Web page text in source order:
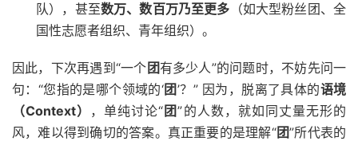
队），甚至数万、数百万乃至更多 （如大型粉丝团、全
国性志愿者组织、青年组织）。
因此，下次再遇到“一个 团有多少人”的问题时，不妨先问一
句：“您指的是哪个领域的‘团’？” 因为，脱离了具体的语境
（Context） ，单纯讨论“ 团”的人数，就如同丈量无形的
风，难以得到确切的答案。真正重要的是理解“团”所代表的